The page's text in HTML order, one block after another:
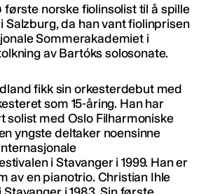
første norske fiolinsolist til å spille
Salzburg, da han vant fiolinprisen
Sommerakademiet i
av Bartóks solosonate.
fikk sin orkesterdebut med
som 15-åring. Han har
solist med Oslo Filharmoniske
yngste deltaker noensinne
i Stavanger i 1999. Han er
av en pianotrio. Christian Ihle